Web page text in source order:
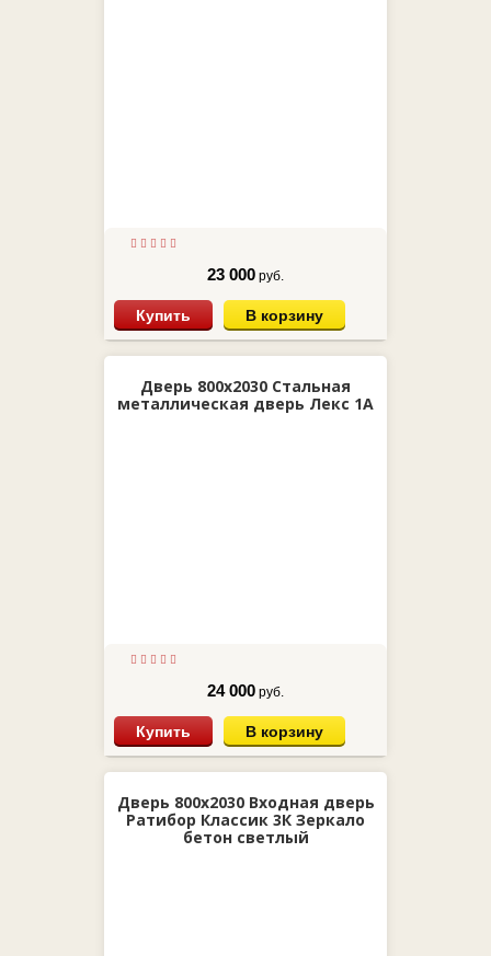
23 000 руб.
Купить В корзину
Дверь 800х2030 Стальная
металлическая дверь Лекс 1А
24 000 руб.
Купить В корзину
Дверь 800х2030 Входная дверь
Ратибор Классик 3К Зеркало
бетон светлый